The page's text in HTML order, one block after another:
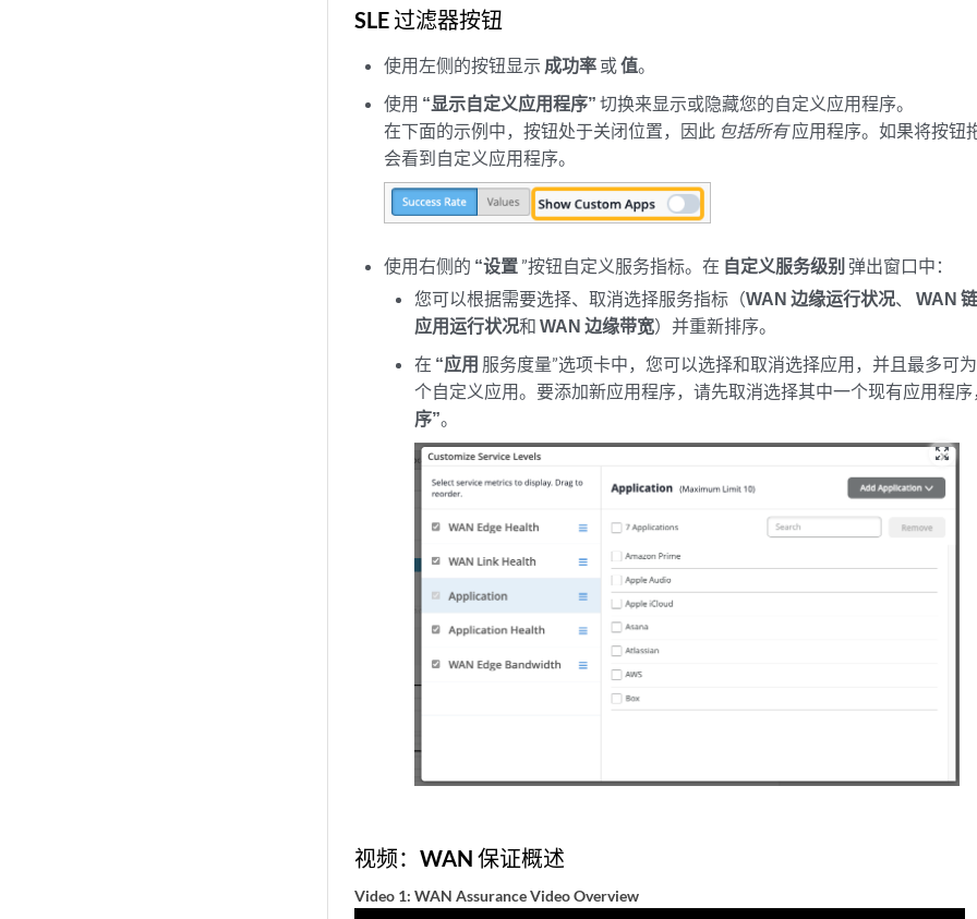
SLE 过滤器按钮
使用左侧的按钮显示 成功率 或值。
使用 “显示自定义应用程序” 切换来显示或隐藏您的自定义应用程序。
在下面的示例中，按钮处于关闭位置，因此 包括所有应用程序。如果将按钮
会看到自定义应用程序。
使用右侧的 “设置 ”按钮自定义服务指标。在 自定义服务级别 弹出窗口中：
您可以根据需要选择、取消选择服务指标（WAN 边缘运行状况、 WAN
应用运行状况和 WAN 边缘带宽）并重新排序。
在 “应用 服务度量”选项卡中，您可以选择和取消选择应用，并且最多可
个自定义应用。要添加新应用程序，请先取消选择其中一个现有应用程序
序”。
zoom_out_map
视频：WAN 保证概述
Video 1: WAN Assurance Video Overview